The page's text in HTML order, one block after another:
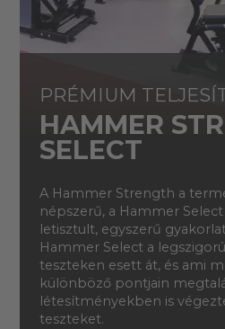
PRÉMIUM
HAMMER
SELECT
A Hammer Strength a
népszerű, a Hammer
letisztult, egyszerű
Hammer Select a
teszteken esett át, és ami
különböző pontjain
létesítményekben is
teszteket.